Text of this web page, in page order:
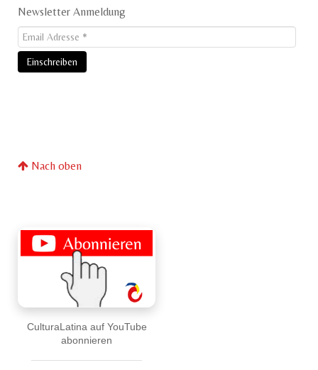
CulturaLatina auf YouTube
abonnieren
Newsletter Anmeldung
Nach oben